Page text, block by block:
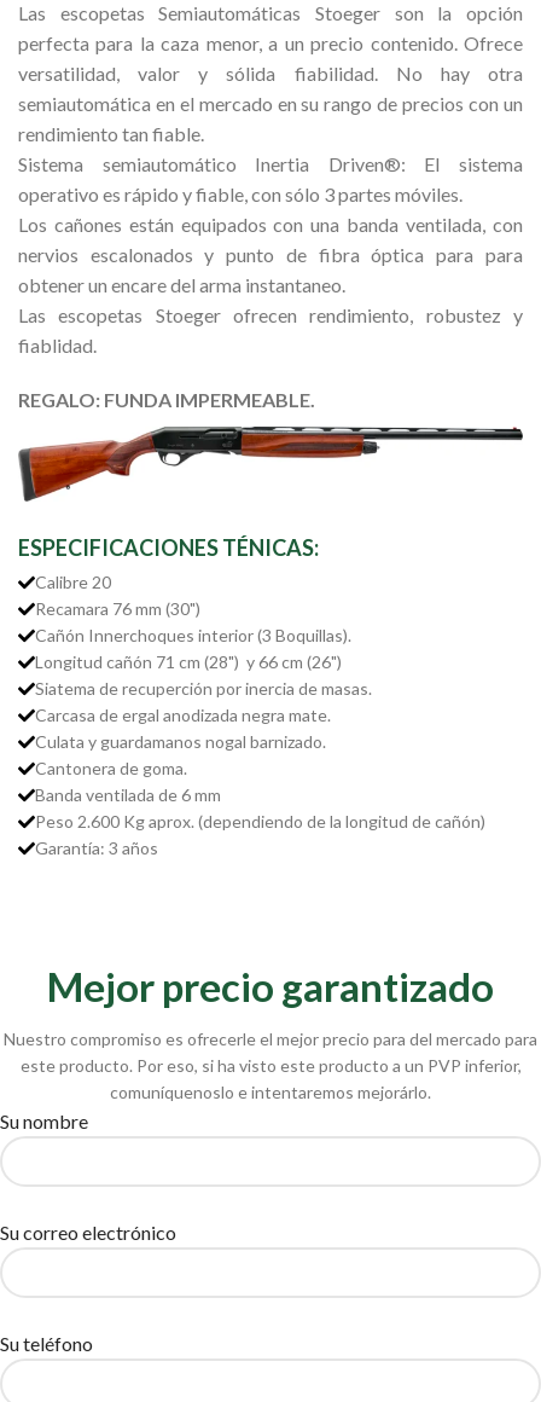
Las escopetas Semiautomáticas Stoeger son la opción
perfecta para la caza menor, a un precio contenido. Ofrece
versatilidad, valor y sólida fiabilidad. No hay otra
semiautomática en el mercado en su rango de precios con un
rendimiento tan fiable.
Sistema semiautomático Inertia Driven®: El sistema
operativo es rápido y fiable, con sólo 3 partes móviles.
Los cañones están equipados con una banda ventilada, con
nervios escalonados y punto de fibra óptica para para
obtener un encare del arma instantaneo.
Las escopetas Stoeger ofrecen rendimiento, robustez y
fiablidad.
REGALO: FUNDA IMPERMEABLE.
ESPECIFICACIONES TÉNICAS:
Calibre 20
Recamara 76 mm (30")
Cañón Innerchoques interior (3 Boquillas).
Longitud cañón 71 cm (28") y 66 cm (26")
Siatema de recuperción por inercia de masas.
Carcasa de ergal anodizada negra mate.
Culata y guardamanos nogal barnizado.
Cantonera de goma.
Banda ventilada de 6 mm
Peso 2.600 Kg aprox. (dependiendo de la longitud de cañón)
Garantía: 3 años
Mejor precio garantizado
Nuestro compromiso es ofrecerle el mejor precio para del mercado para
este producto. Por eso, si ha visto este producto a un PVP inferior,
comuníquenoslo e intentaremos mejorárlo.
Su nombre
Su correo electrónico
Su teléfono